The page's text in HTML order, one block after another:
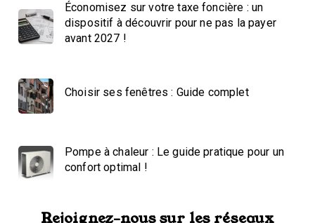
Économisez sur votre taxe foncière : un
dispositif à découvrir pour ne pas la payer
avant 2027 !
Choisir ses fenêtres : Guide complet
Pompe à chaleur : Le guide pratique pour un
confort optimal !
Rejoignez-nous sur les réseaux